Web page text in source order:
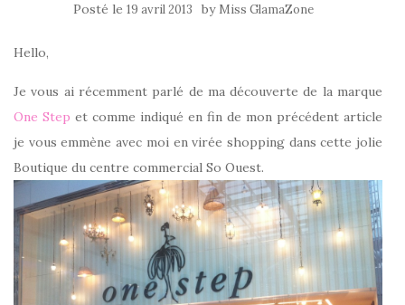
Posté le 19 avril 2013 by Miss GlamaZone
Hello,
Je vous ai récemment parlé de ma découverte de la marque
One Step et comme indiqué en fin de mon précédent article
je vous emmène avec moi en virée shopping dans cette jolie
Boutique du centre commercial So Ouest.